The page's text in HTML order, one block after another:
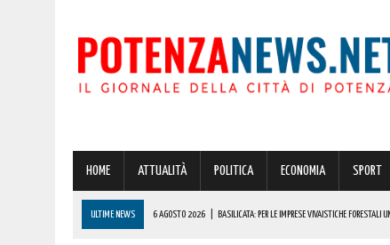
HOME ATTUALITÀ POLITICA ECONOMIA SPORT
ULTIME NEWS 6 AGOSTO 2026 BASILICATA: PER LE IMPRESE VIVAISTICHE FORESTALI